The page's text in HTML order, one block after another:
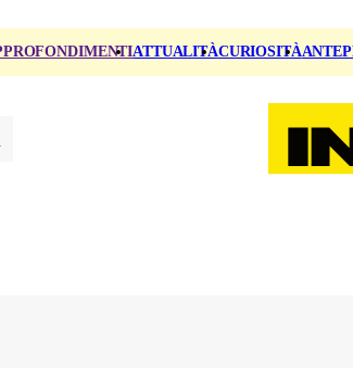
ATTUALITÀCURIOSITÀ